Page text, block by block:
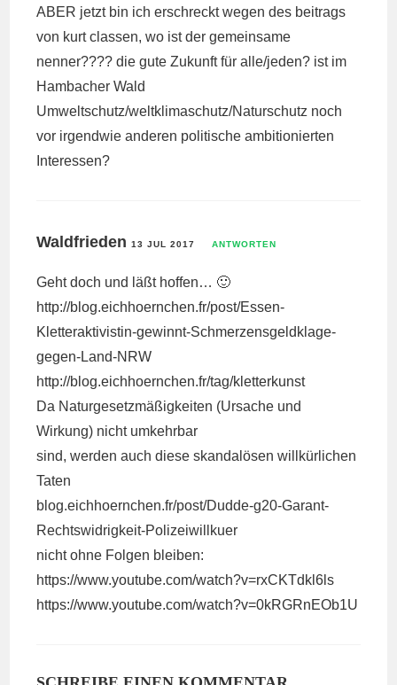
ABER jetzt bin ich erschreckt wegen des beitrags
von kurt classen, wo ist der gemeinsame
nenner???? die gute Zukunft für alle/jeden? ist im
Hambacher Wald
Umweltschutz/weltklimaschutz/Naturschutz noch
vor irgendwie anderen politische ambitionierten
Interessen?
Waldfrieden13 JUL 2017 ANTWORTEN
Geht doch und läßt hoffen… 🙂
http://blog.eichhoernchen.fr/post/Essen-
Kletteraktivistin-gewinnt-Schmerzensgeldklage-
gegen-Land-NRW
http://blog.eichhoernchen.fr/tag/kletterkunst
Da Naturgesetzmäßigkeiten (Ursache und
Wirkung) nicht umkehrbar
sind, werden auch diese skandalösen willkürlichen
Taten
blog.eichhoernchen.fr/post/Dudde-g20-Garant-
Rechtswidrigkeit-Polizeiwillkuer
nicht ohne Folgen bleiben:
https://www.youtube.com/watch?v=rxCKTdkl6ls
https://www.youtube.com/watch?v=0kRGRnEOb1U